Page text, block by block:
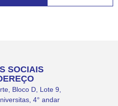
SOCIAIS
Bloco D, Lote 9,
4° andar